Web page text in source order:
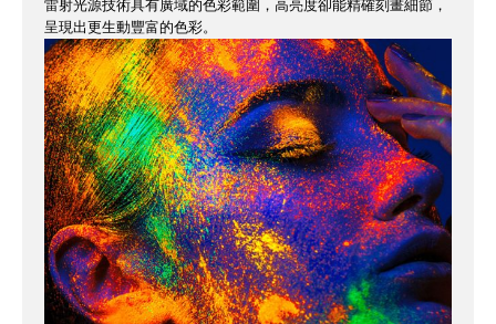
雷射光源技術具有廣域的色彩範圍，高亮度卻能精確刻畫細節，
呈現出更生動豐富的色彩。